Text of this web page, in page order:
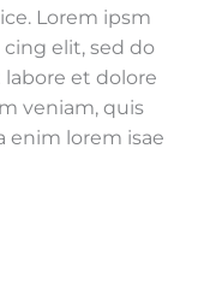
Lorem ipsm
elit, sed do
et dolore
veniam, quis
enim lorem isae